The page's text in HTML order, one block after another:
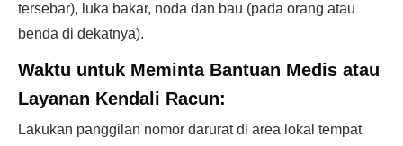
tersebar), luka bakar, noda dan bau (pada orang atau
benda di dekatnya).
Waktu untuk Meminta Bantuan Medis atau
Layanan Kendali Racun:
Lakukan panggilan nomor darurat di area lokal tempat